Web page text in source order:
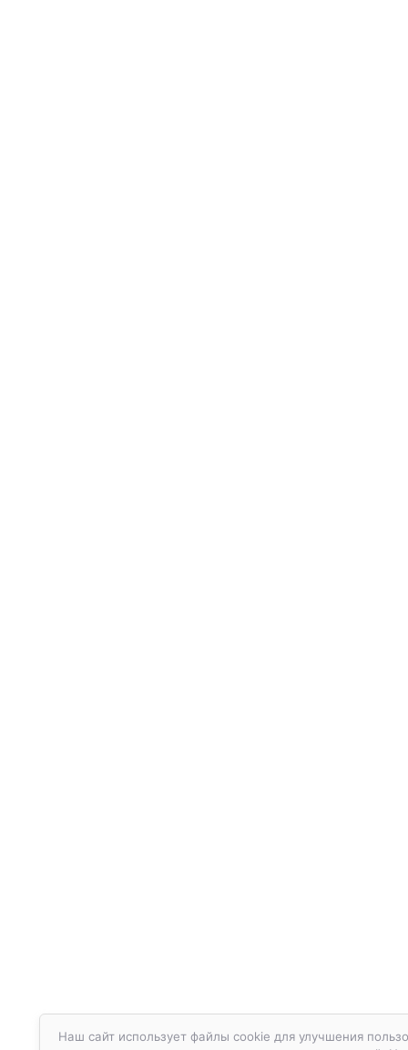
Наш сайт использует файлы cookie для улучшения